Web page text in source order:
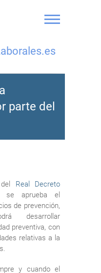
parte del
Real Decreto
aprueba el
de prevención,
desarrollar
preventiva, con
relativas a la
y cuando el